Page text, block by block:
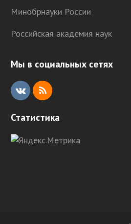
Минобрнауки России
Российская академия наук
Мы в социальных сетях
V
R
Статистика